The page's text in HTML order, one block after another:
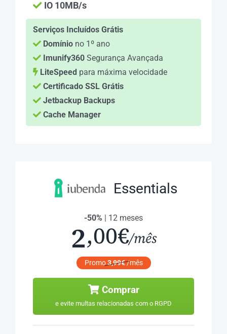
IO 10MB/s
Serviços Incluídos Grátis
Domínio no 1º ano
Imunify360 Segurança Avançada
LiteSpeed para máxima velocidade
Certificado SSL Grátis
Jetbackup Backups
Cache Manager
Essentials
-50% | 12 meses
2,00€/mês
Promo3,99€/mês
Comprar
e evite multas relacionadas com o RGPD